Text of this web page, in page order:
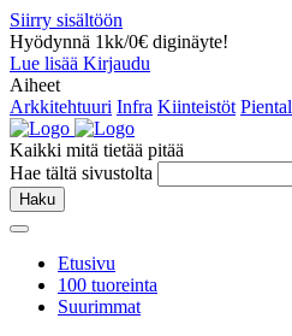
Siirry sisältöön
Hyödynnä 1kk/0€ diginäyte!
Lue lisää Kirjaudu
Aiheet
Arkkitehtuuri Infra Kiinteistöt
Kaikki mitä tietää pitää
Hae tältä sivustolta
Haku
Etusivu
100 tuoreinta
Suurimmat